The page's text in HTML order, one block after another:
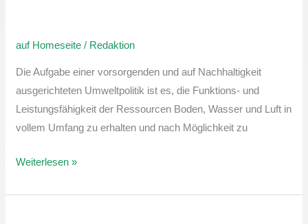
Broschüre
auf Homeseite / Redaktion
Die Aufgabe einer vorsorgenden und auf Nachhaltigkeit
ausgerichteten Umweltpolitik ist es, die Funktions- und
Leistungsfähigkeit der Ressourcen Boden, Wasser und Luft in
vollem Umfang zu erhalten und nach Möglichkeit zu
Positionspapier
zur
ökologischen
Aufwertung
von
Weiterlesen »